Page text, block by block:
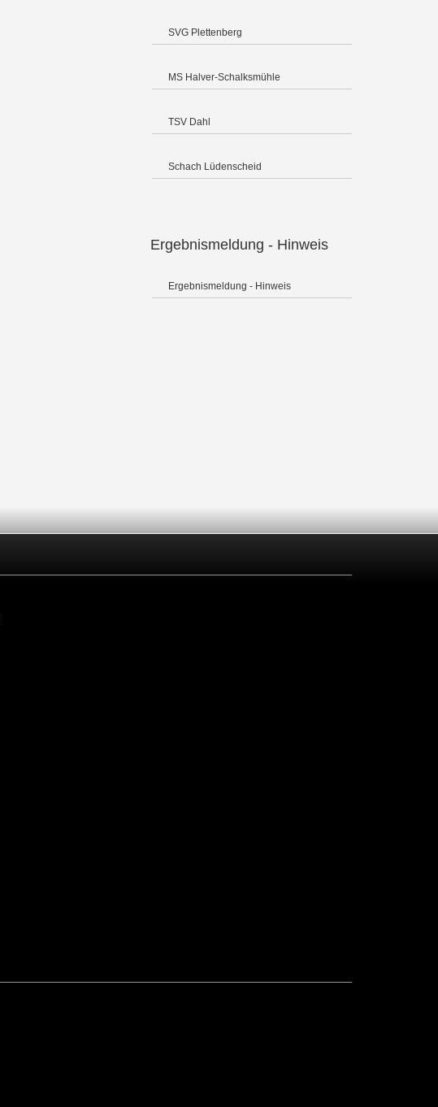
SVG Plettenberg
MS Halver-Schalksmühle
TSV Dahl
Schach Lüdenscheid
Ergebnismeldung - Hinweis
Ergebnismeldung - Hinweis